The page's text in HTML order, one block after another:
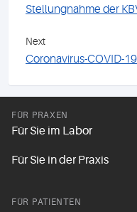
Stellungnahme der
Next
Coronavirus-COVID-
FÜR PRAXEN
Für Sie im Labor
Für Sie in der Praxis
FÜR PATIENTEN